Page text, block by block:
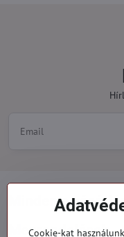
Minden a
Megrendelések
Cookie-kat